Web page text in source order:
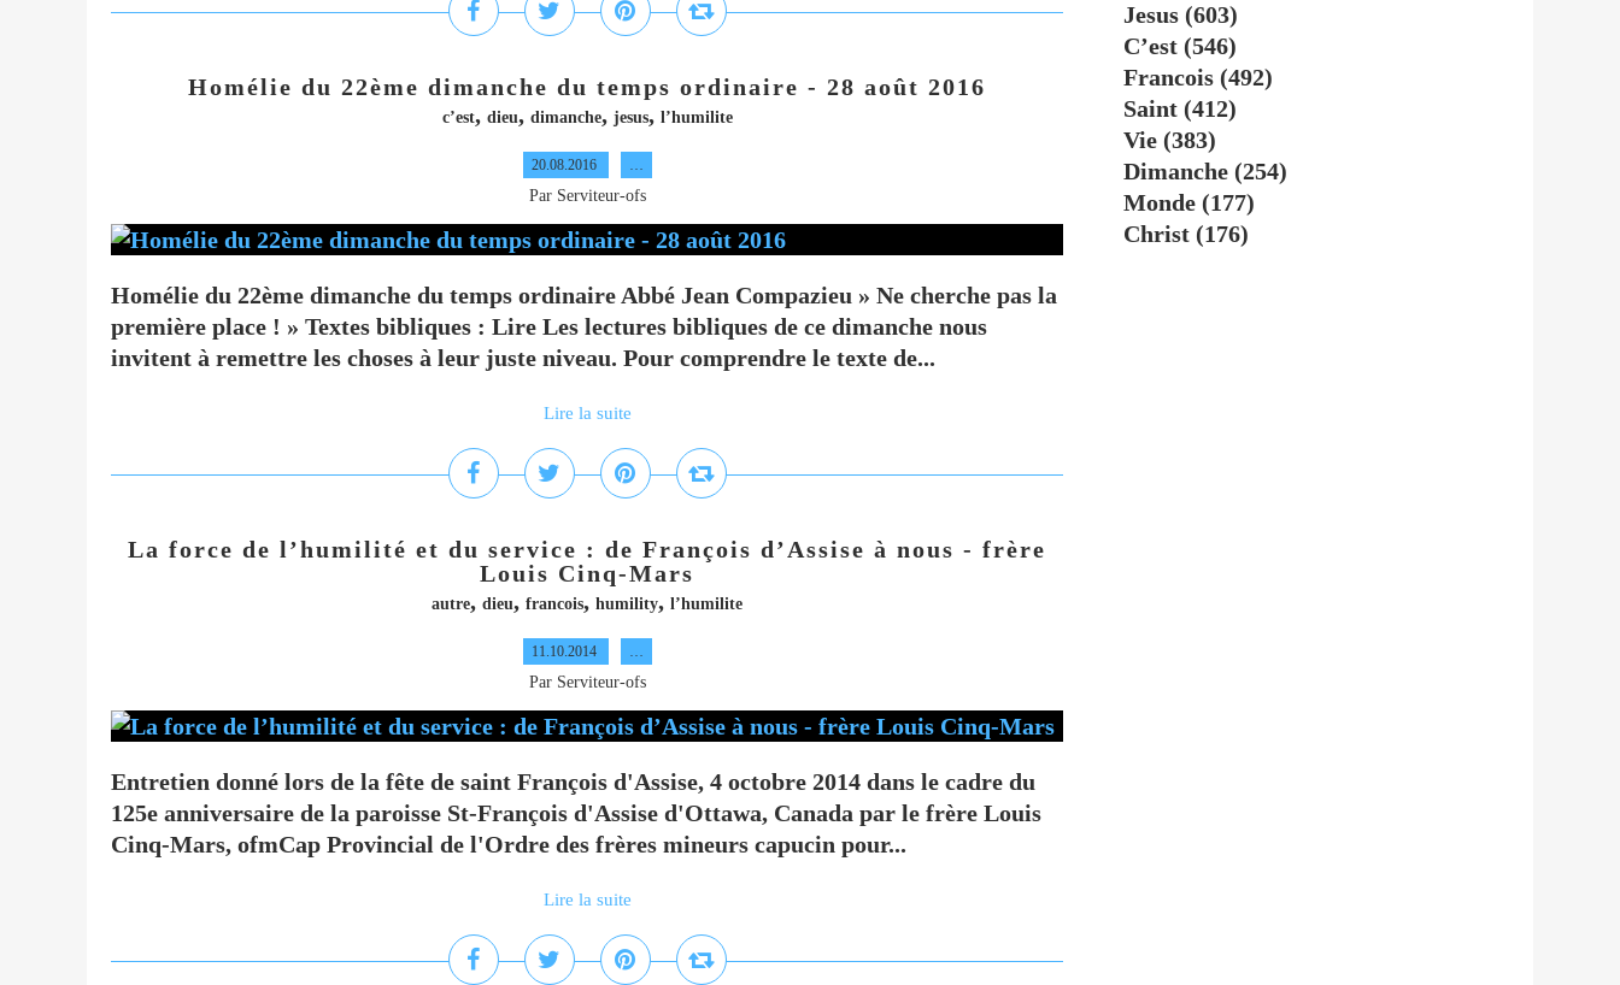
Homélie du 22ème dimanche du temps ordinaire - 28 août 2016
c’est, dieu, dimanche, jesus, l’humilite
20.08.2016 …
Par Serviteur-ofs
Homélie du 22ème dimanche du temps ordinaire Abbé Jean Compazieu » Ne cherche pas la
première place ! » Textes bibliques : Lire Les lectures bibliques de ce dimanche nous
invitent à remettre les choses à leur juste niveau. Pour comprendre le texte de...
Lire la suite
La force de l’humilité et du service : de François d’Assise à nous - frère
Louis Cinq-Mars
autre, dieu, francois, humility, l’humilite
11.10.2014 …
Par Serviteur-ofs
Entretien donné lors de la fête de saint François d'Assise, 4 octobre 2014 dans le cadre du
125e anniversaire de la paroisse St-François d'Assise d'Ottawa, Canada par le frère Louis
Cinq-Mars, ofmCap Provincial de l'Ordre des frères mineurs capucin pour...
Lire la suite
Jesus (603)
C’est (546)
Francois (492)
Saint (412)
Vie (383)
Dimanche (254)
Monde (177)
Christ (176)